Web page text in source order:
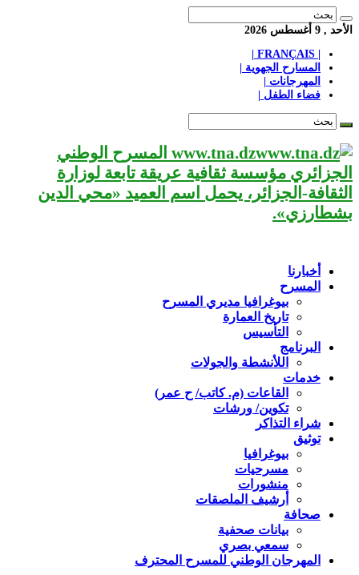
الأحد , 9 أغسطس 2026
المسارح الجهوية |
المهرجانات |
فضاء الطفل |
www.tna.dz المسرح الوطني
الجزائري مؤسسة ثقافية عريقة تابعة لوزارة
الثقافة-الجزائر، يحمل اسم العميد «محي الدين
بشطارزي».
أخبارنا
المسرح
بيوغرافيا مديري المسرح
تاريخ العمارة
التأسيس
البرنامج
اللأنشطة والجولات
خدمات
القاعات (م. كاتب/ ح عمر)
تكوين/ ورشات
شراء التذاكر
توثيق
بيوغرافيا
مسرحيات
منشورات
أرشيف الملصقات
صحافة
بيانات صحفية
سمعي بصري
المهرجان الوطني للمسرح المحترف